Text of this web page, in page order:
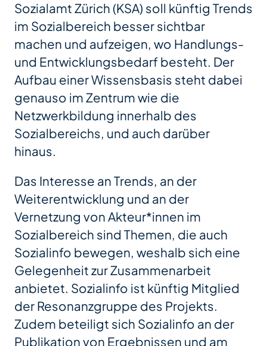
Sozialamt Zürich (KSA) soll künftig Trends
im Sozialbereich besser sichtbar
machen und aufzeigen, wo Handlungs-
und Entwicklungsbedarf besteht. Der
Aufbau einer Wissensbasis steht dabei
genauso im Zentrum wie die
Netzwerkbildung innerhalb des
Sozialbereichs, und auch darüber
hinaus.
Das Interesse an Trends, an der
Weiterentwicklung und an der
Vernetzung von Akteur*innen im
Sozialbereich sind Themen, die auch
Sozialinfo bewegen, weshalb sich eine
Gelegenheit zur Zusammenarbeit
anbietet. Sozialinfo ist künftig Mitglied
der Resonanzgruppe des Projekts.
Zudem beteiligt sich Sozialinfo an der
Publikation von Ergebnissen und am